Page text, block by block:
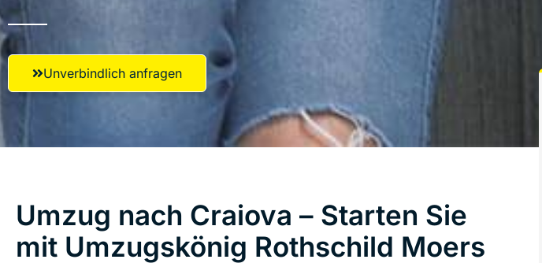
Unverbindlich anfragen
Umzug nach Craiova – Starten Sie
mit Umzugskönig Rothschild Moers